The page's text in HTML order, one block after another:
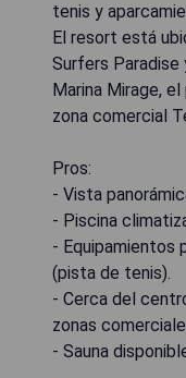
tenis y
El resort está
Surfers
Marina Mirage,
zona comercial
Pros:
- Vista
- Piscina
- Equipamientos
(pista de tenis).
- Cerca del
zonas
- Sauna